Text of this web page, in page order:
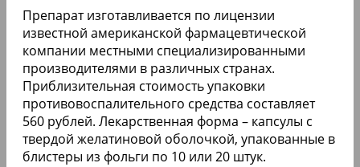
Препарат изготавливается по лицензии
известной американской фармацевтической
компании местными специализированными
производителями в различных странах.
Приблизительная стоимость упаковки
противовоспалительного средства составляет
560 рублей. Лекарственная форма – капсулы с
твердой желатиновой оболочкой, упакованные в
блистеры из фольги по 10 или 20 штук.